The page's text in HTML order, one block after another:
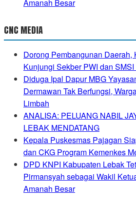
Amanah Besar
CNC MEDIA
Dorong Pembangunan Daerah,
Kunjungi Sekber PWI dan
Diduga Ipal Dapur MBG
Dermawan Tak Berfungsi,
Limbah
ANALISA: PELUANG NABIL
LEBAK MENDATANG
Kepala Puskesmas Pajagan
dan CKG Program Kemenkes
DPD KNPI Kabupaten Lebak
Pirmansyah sebagai Wakil
Amanah Besar